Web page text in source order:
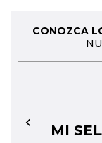
CONOZCA
MI
←